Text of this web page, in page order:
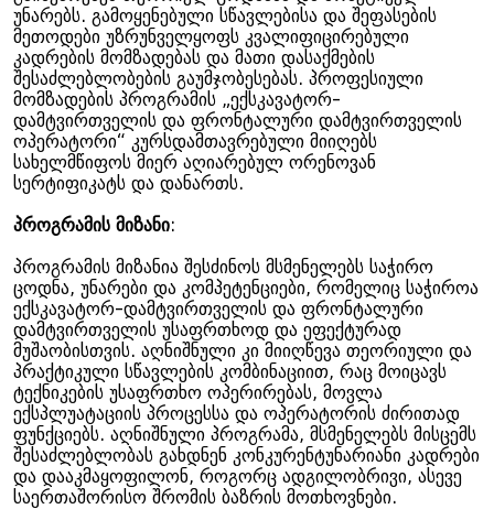
უნარებს. გამოყენებული სწავლებისა და შეფასების
მეთოდები უზრუნველყოფს კვალიფიცირებული
კადრების მომზადებას და მათი დასაქმების
შესაძლებლობების გაუმჯობესებას. პროფესიული
მომზადების პროგრამის „ექსკავატორ-
დამტვირთველის და ფრონტალური დამტვირთველის
ოპერატორი“ კურსდამთავრებული მიიღებს
სახელმწიფოს მიერ აღიარებულ ორენოვან
სერტიფიკატს და დანართს.
პროგრამის მიზანი:
პროგრამის მიზანია შესძინოს მსმენელებს საჭირო
ცოდნა, უნარები და კომპეტენციები, რომელიც საჭიროა
ექსკავატორ-დამტვირთველის და ფრონტალური
დამტვირთველის უსაფრთხოდ და ეფექტურად
მუშაობისთვის. აღნიშნული კი მიიღწევა თეორიული და
პრაქტიკული სწავლების კომბინაციით, რაც მოიცავს
ტექნიკების უსაფრთხო ოპერირებას, მოვლა
ექსპლუატაციის პროცესსა და ოპერატორის ძირითად
ფუნქციებს. აღნიშნული პროგრამა, მსმენელებს მისცემს
შესაძლებლობას გახდნენ კონკურენტუნარიანი კადრები
და დააკმაყოფილონ, როგორც ადგილობრივი, ასევე
საერთაშორისო შრომის ბაზრის მოთხოვნები.